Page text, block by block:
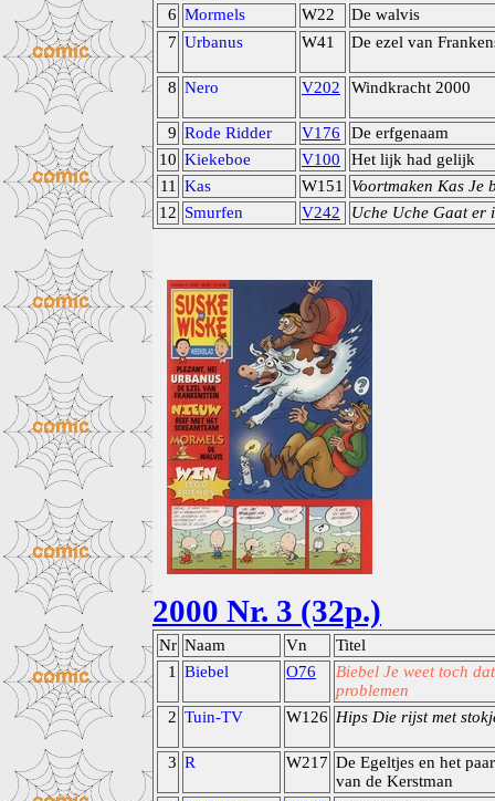
6 Mormels W22
De walvis
7 Urbanus W41 De ezel van
8 Nero V202 Windkracht 2000
9 Rode Ridder V176
De erfgenaam
10 Kiekeboe V100
Het lijk had gelijk
11
Kas W151
Voortmaken Kas Je
12 Smurfen V242 Uche Uche Gaat er
2000 Nr. 3 (32p.)
Nr Naam Vn
Titel
1
Biebel O76
Biebel Je weet toch
problemen
2 Tuin-TV W126 Hips Die rijst met
3 R W217 De Egeltjes en het
van de Kerstman